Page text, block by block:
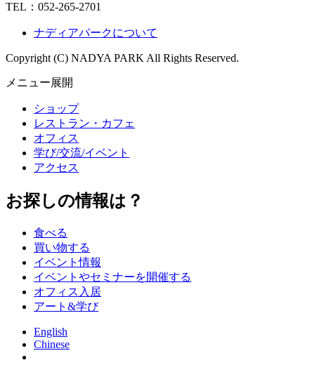
TEL： 052-265-2701
ナディアパークについて
Copyright (C) NADYA PARK All Rights Reserved.
メニュー展開
ショップ
レストラン・カフェ
オフィス
学び/交流/イベント
アクセス
お探しの情報は？
食べる
買い物する
イベント情報
イベントやセミナーを開催する
オフィス入居
アート&学び
English
Chinese